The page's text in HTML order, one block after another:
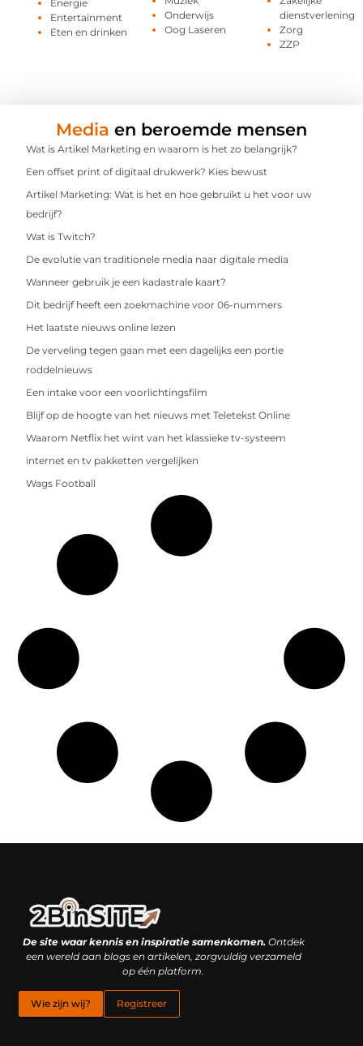
Energie
Entertainment
Eten en drinken
Onderwijs
Oog Laseren
dienstverlening
Zorg
ZZP
Media en beroemde mensen
Wat is Artikel Marketing en waarom is het zo belangrijk?
Een offset print of digitaal drukwerk? Kies bewust
Artikel Marketing: Wat is het en hoe gebruikt u het voor uw
bedrijf?
Wat is Twitch?
De evolutie van traditionele media naar digitale media
Wanneer gebruik je een kadastrale kaart?
Dit bedrijf heeft een zoekmachine voor 06-nummers
Het laatste nieuws online lezen
De verveling tegen gaan met een dagelijks een portie
roddelnieuws
Een intake voor een voorlichtingsfilm
Blijf op de hoogte van het nieuws met Teletekst Online
Waarom Netflix het wint van het klassieke tv-systeem
internet en tv pakketten vergelijken
Wags Football
De site waar kennis en inspiratie samenkomen.Ontdek
een wereld aan blogs en artikelen, zorgvuldig verzameld
op één platform.
Wie zijn wij? Registreer